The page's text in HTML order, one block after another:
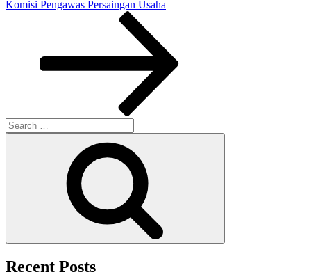
Post
Komisi Pengawas Persaingan Usaha
Search
for:
Recent Posts